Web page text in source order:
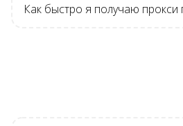
Как быстро я получаю прокси